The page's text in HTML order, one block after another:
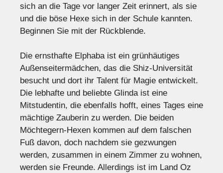
sich an die Tage vor langer Zeit erinnert, als sie
und die böse Hexe sich in der Schule kannten.
Beginnen Sie mit der Rückblende.
Die ernsthafte Elphaba ist ein grünhäutiges
Außenseitermädchen, das die Shiz-Universität
besucht und dort ihr Talent für Magie entwickelt.
Die lebhafte und beliebte Glinda ist eine
Mitstudentin, die ebenfalls hofft, eines Tages eine
mächtige Zauberin zu werden. Die beiden
Möchtegern-Hexen kommen auf dem falschen
Fuß davon, doch nachdem sie gezwungen
werden, zusammen in einem Zimmer zu wohnen,
werden sie Freunde. Allerdings ist im Land Oz